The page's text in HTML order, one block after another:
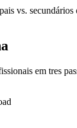
vs. secundários
em tres